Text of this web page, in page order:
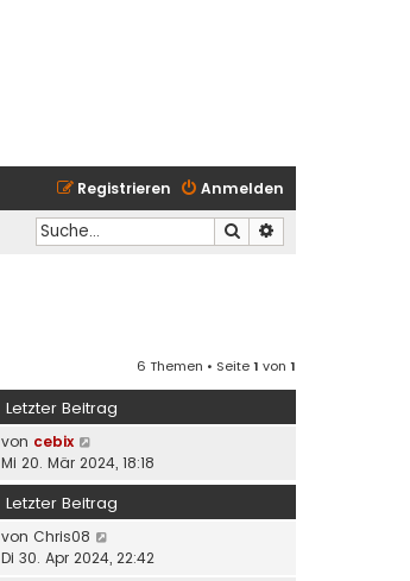
Anmelden
Registrieren
Suche
6 Themen • Seite1 von 1
Letzter Beitrag
von cebix
Mi 20. Mär 2024, 18:18
Letzter Beitrag
von Chris08
Di 30. Apr 2024, 22:42